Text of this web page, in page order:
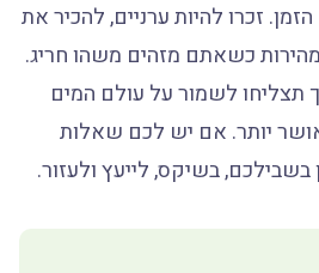
זכרו להיות ערניים, להכיר את
כשאתם מזהים משהו חריג.
תצליחו לשמור על עולם המים
יותר. אם יש לכם שאלות
בשבילכם, בשיקס, לייעץ ולעזור.